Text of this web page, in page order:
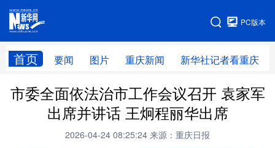
PC版本
首页 要闻 图片 重庆新闻 新华社记者看重庆
网站地图
市委全面依法治市工作会议召开 袁家军
出席并讲话 王炯程丽华出席
2026-04-24 08:25:24 来源：重庆日报